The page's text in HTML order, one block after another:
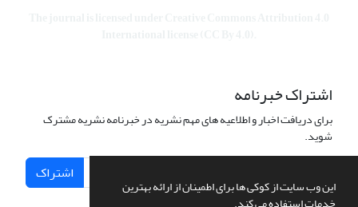
این وب سایت از کوکی ها برای اطمینان از ارائه بهترین
اشتراک خبرنامه
برای دریافت اخبار و اطلاعیه های مهم نشریه در خبرنامه نشریه مشترک
شوید.
اشتراک